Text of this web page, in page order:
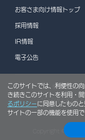
お客さま向け情報トップ
採用情報
IR情報
電子公告
情報セキュリ
ソーシャルメディ
Copyright ©
このサイトでは、利便性の
き続きこのサイトを利用・
るポリシーに同意したもの
サイトの一部の機能を使用で